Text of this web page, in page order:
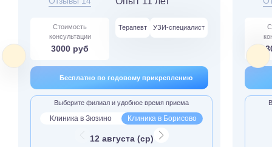
Стоимость
консультации
3000 руб
Терапевт УЗИ-специалист
Бесплатно по годовому прикреплению
Выберите филиал и удобное время приема
Клиника в Зюзино Клиника в Борисово
12 августа (ср)